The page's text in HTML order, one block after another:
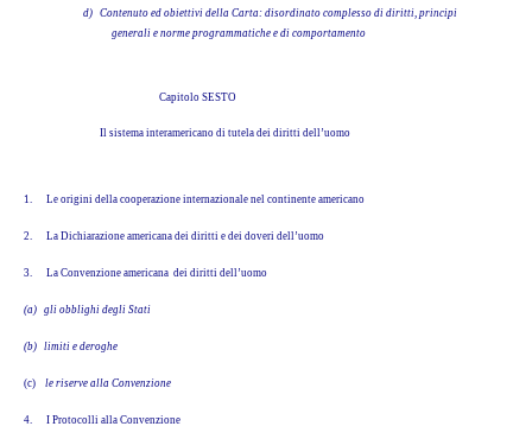
d) Contenuto ed obiettivi della Carta: disordinato complesso di diritti, principi
generali e norme programmatiche e di comportamento
Capitolo SESTO
Il sistema interamericano di tutela dei diritti dell’uomo
1. Le origini della cooperazione internazionale nel continente americano
2. La Dichiarazione americana dei diritti e dei doveri dell’uomo
3. La Convenzione americana dei diritti dell’uomo
(a) gli obblighi degli Stati
(b) limiti e deroghe
(c) le riserve alla Convenzione
4. I Protocolli alla Convenzione